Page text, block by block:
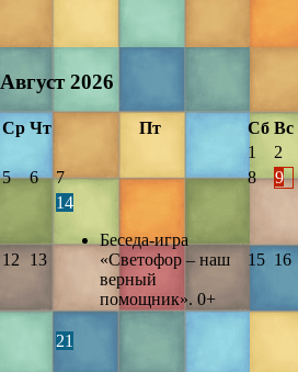
Август 2026
Ср Чт Пт Сб Вс
1
2
5 6 7 8 9
12 13
14
Беседа-игра
«Светофор – наш
верный
помощник». 0+
15 16
21